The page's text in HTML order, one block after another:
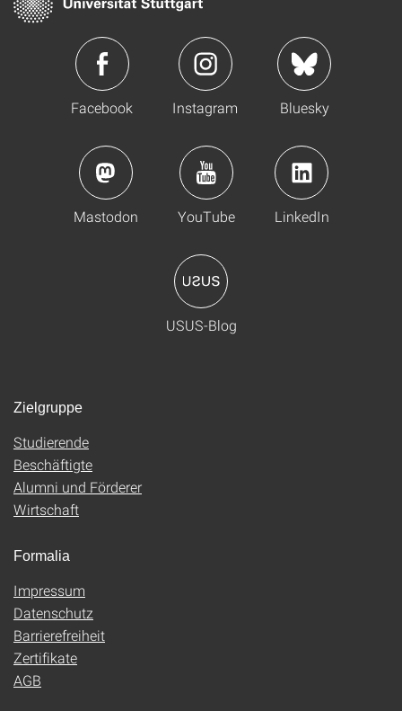
Facebook Instagram Bluesky
Mastodon YouTube LinkedIn
USUS-Blog
Zielgruppe
Studierende
Beschäftigte
Alumni und Förderer
Wirtschaft
Formalia
Impressum
Datenschutz
Barrierefreiheit
Zertifikate
AGB